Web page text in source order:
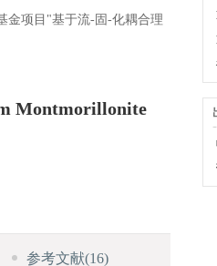
金项目"基于流-固-化耦合理
Montmorillonite
参考文献(16)